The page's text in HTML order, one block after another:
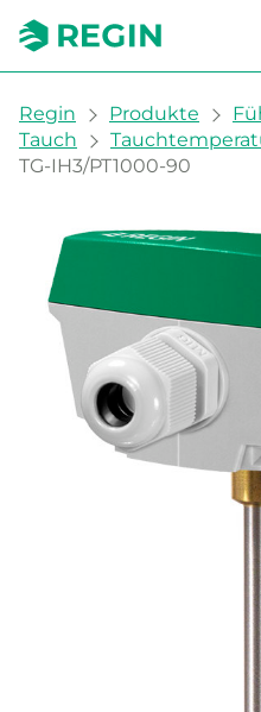
You are here:
Regin Produkte
Tauch
TG-IH3/PT1000-90